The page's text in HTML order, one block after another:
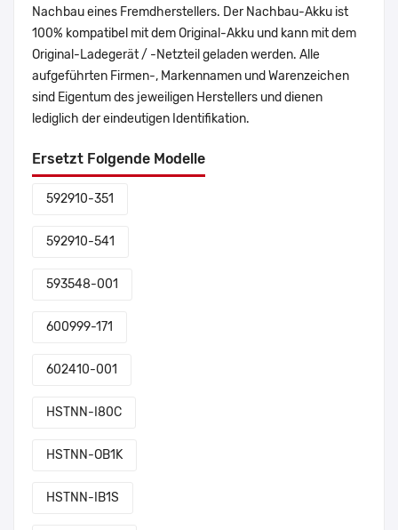
Nachbau eines Fremdherstellers. Der Nachbau-Akku ist
100% kompatibel mit dem Original-Akku und kann mit dem
Original-Ladegerät / -Netzteil geladen werden. Alle
aufgeführten Firmen-, Markennamen und Warenzeichen
sind Eigentum des jeweiligen Herstellers und dienen
lediglich der eindeutigen Identifikation.
Ersetzt Folgende Modelle
592910-351
592910-541
593548-001
600999-171
602410-001
HSTNN-I80C
HSTNN-OB1K
HSTNN-IB1S